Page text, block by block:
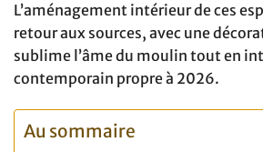
L’aménagement intérieur de ces
retour aux sources, avec une
sublime l’âme du moulin tout en
contemporain propre à 2026.
Au sommaire